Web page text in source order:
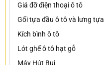
Giá đỡ điện thoại ô tô
Gối tựa đầu ô tô và lưng tựa
Kích bình ô tô
Lót ghế ô tô hạt gỗ
Máy Hút Bụi